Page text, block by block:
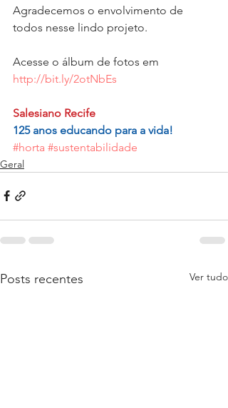
Agradecemos o envolvimento de
todos nesse lindo projeto.
Acesse o álbum de fotos em
http://bit.ly/2otNbEs
Salesiano Recife
125 anos educando para a vida!
#horta #sustentabilidade
Geral
Posts recentes Ver tudo